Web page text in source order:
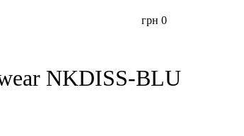
грн 0
NKDISS-BLU